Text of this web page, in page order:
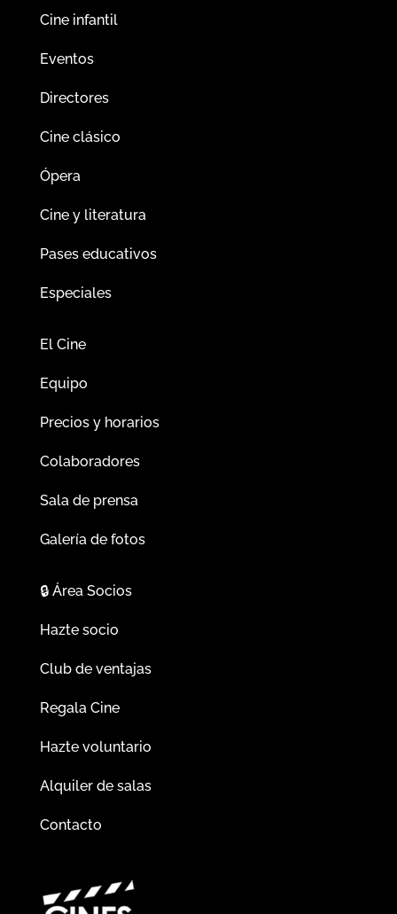
Cine infantil
Eventos
Directores
Cine clásico
Ópera
Cine y literatura
Pases educativos
Especiales
El Cine
Equipo
Precios y horarios
Colaboradores
Sala de prensa
Galería de fotos
🔒Área Socios
Hazte socio
Club de ventajas
Regala Cine
Hazte voluntario
Alquiler de salas
Contacto